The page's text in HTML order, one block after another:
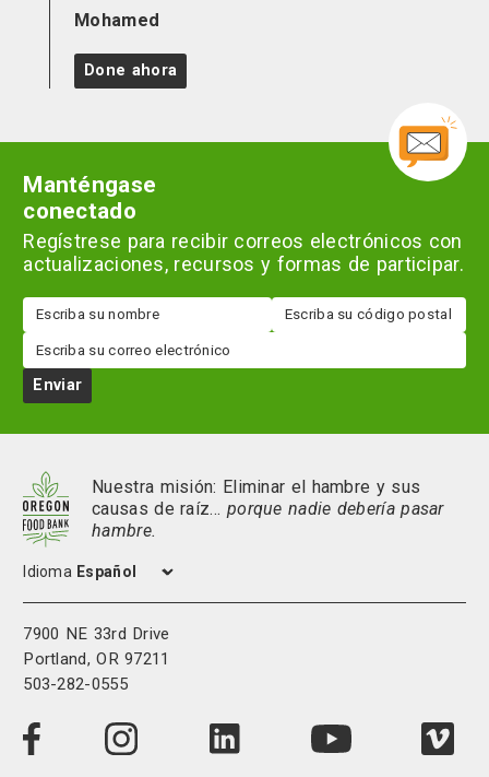
Mohamed
Done ahora
Manténgase
conectado
Regístrese para recibir correos electrónicos con
actualizaciones, recursos y formas de participar.
Nombre
Código
postal
Correo
electrónico
Enviar
Nuestra misión: Eliminar el hambre y sus
causas de raíz… porque nadie debería pasar
hambre.
Visit
Visit
Visit
7900 NE 33rd Drive
Portland, OR 97211
503-282-0555
Idioma